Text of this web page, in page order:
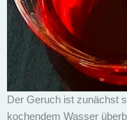
Der Geruch ist zunächst
kochendem Wasser